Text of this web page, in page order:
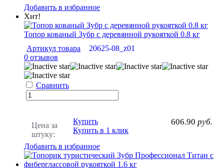
Добавить в избранное
Хит!
Топор кованый Зубр с деревянной рукояткой 0.8 кг
Артикул товара
20625-08_z01
0 отзывов
Сравнить
Цена за
штуку:
606.90 руб.
Купить
Купить в 1 клик
Добавить в избранное